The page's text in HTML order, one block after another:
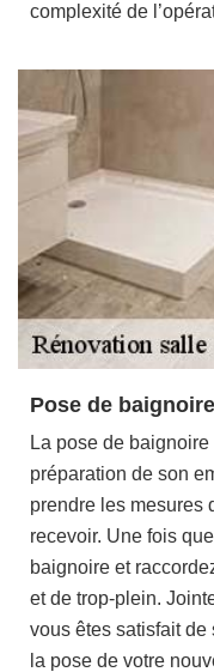
complexité de
Pose de
La pose de
préparation de son
prendre les mesures
recevoir. Une fois
baignoire et
et de trop-plein.
vous êtes satisfait
la pose de votre